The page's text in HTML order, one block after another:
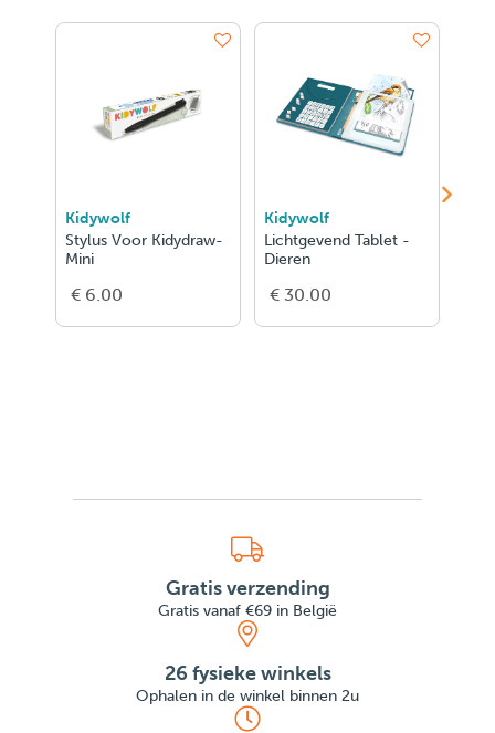
Kidywolf
Stylus Voor Kidydraw-
Mini
€ 6.00
Kidywolf
Lichtgevend Tablet -
Dieren
€ 30.00
Gratis verzending
Gratis vanaf €69 in België
26 fysieke winkels
Ophalen in de winkel binnen 2u